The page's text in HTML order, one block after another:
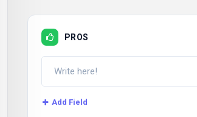
PROS
Add Field